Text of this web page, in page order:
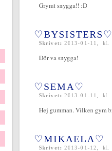
Grymt snygga!! :D
♡BYSISTERS♡
Skrivet: 2013-01-11, kl.
Dör va snygga!
♡SEMA♡
Skrivet: 2013-01-11, kl.
Hej gumman. Vilken gym
♡MIKAELA♡
Skrivet: 2013-01-12, kl.